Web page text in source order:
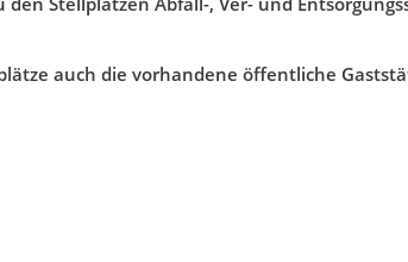
auch die vorhandene öffentliche